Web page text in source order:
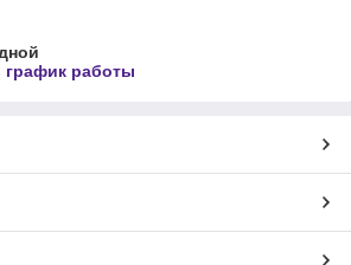
график работы